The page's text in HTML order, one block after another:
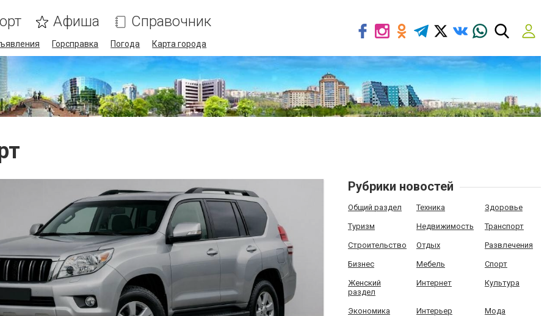
Афиша Справочник
Горсправка Погода Карта города
Рубрики новостей
Общий раздел Техника Здоровье
Туризм Недвижимость Транспорт
Строительство Отдых Развлечения
Бизнес Мебель Спорт
Женский
раздел
Интернет Культура
Экономика Интерьер Мода